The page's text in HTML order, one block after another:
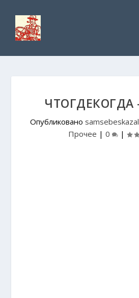
ЧТОГДЕКОГДА
Опубликовано samsebeskazal
Прочее | 0 |